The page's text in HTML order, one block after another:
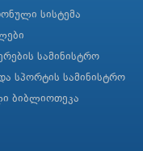
სისტემა
სამინისტრო
სპორტის სამინისტრო
ბიბლიოთეკა